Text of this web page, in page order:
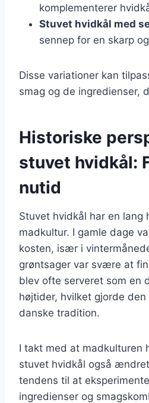
komplementerer
Stuvet hvidkål med
sennep for en skarp
Disse variationer kan
smag og de ingredienser,
Historiske
stuvet hvidkål:
nutid
Stuvet hvidkål har en lang
madkultur. I gamle dage
kosten, især i
grøntsager var svære at
blev ofte serveret som en
højtider, hvilket gjorde
danske tradition.
I takt med at madkulturen
stuvet hvidkål også
tendens til at
ingredienser og